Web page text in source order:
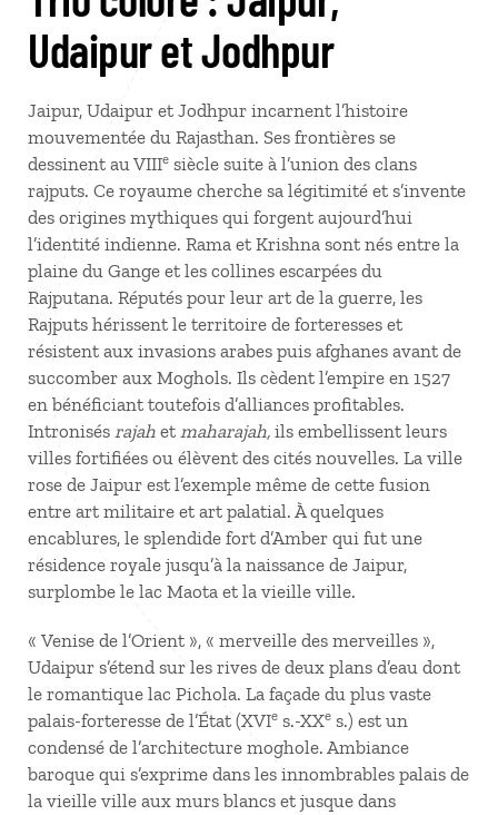
Udaipur et Jodhpur
Jaipur, Udaipur et Jodhpur incarnent l’histoire
mouvementée du Rajasthan. Ses frontières se
dessinent au VIIIe siècle suite à l’union des clans
rajputs. Ce royaume cherche sa légitimité et s’invente
des origines mythiques qui forgent aujourd’hui
l’identité indienne. Rama et Krishna sont nés entre la
plaine du Gange et les collines escarpées du
Rajputana. Réputés pour leur art de la guerre, les
Rajputs hérissent le territoire de forteresses et
résistent aux invasions arabes puis afghanes avant de
succomber aux Moghols. Ils cèdent l’empire en 1527
en bénéficiant toutefois d’alliances profitables.
Intronisés rajah et maharajah, ils embellissent leurs
villes fortifiées ou élèvent des cités nouvelles. La ville
rose de Jaipur est l’exemple même de cette fusion
entre art militaire et art palatial. À quelques
encablures, le splendide fort d’Amber qui fut une
résidence royale jusqu’à la naissance de Jaipur,
surplombe le lac Maota et la vieille ville.
« Venise de l’Orient », « merveille des merveilles »,
Udaipur s’étend sur les rives de deux plans d’eau dont
le romantique lac Pichola. La façade du plus vaste
palais-forteresse de l’État (XVIe s.-XXe s.) est un
condensé de l’architecture moghole. Ambiance
baroque qui s’exprime dans les innombrables palais de
la vieille ville aux murs blancs et jusque dans